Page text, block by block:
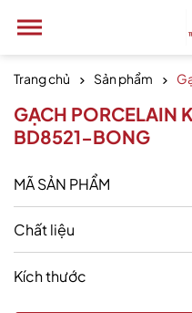
Trang chủ Sản phẩm
GẠCH PORCELAIN
BD8521-BONG
MÃ SẢN PHẨM
Chất liệu
Kích thước